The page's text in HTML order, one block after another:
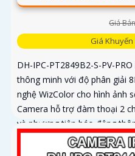
Giá
Giá Khuyến
DH-IPC-PT2849B2-S-PV-
thông minh với độ phân giải
nghệ WizColor cho hình ảnh
Camera hỗ trợ đàm thoại 2
và phương tiện báo động